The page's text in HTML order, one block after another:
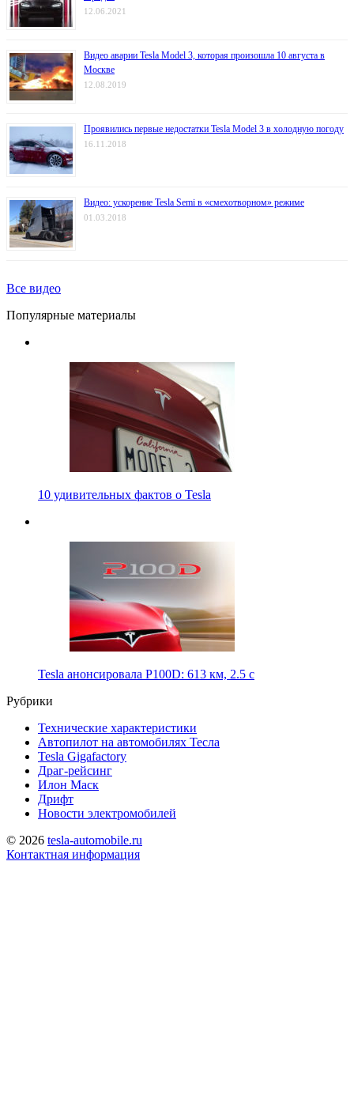
12.06.2021
Видео аварии Tesla Model 3, которая произошла 10 августа в
Москве
12.08.2019
Проявились первые недостатки Tesla Model 3 в холодную погоду
16.11.2018
Видео: ускорение Tesla Semi в «смехотворном» режиме
01.03.2018
Все видео
Популярные материалы
10 удивительных фактов о Tesla
Tesla анонсировала P100D: 613 км, 2.5 с
Рубрики
Технические характеристики
Автопилот на автомобилях Тесла
Tesla Gigafactory
Драг-рейсинг
Илон Маск
Дрифт
Новости электромобилей
© 2026 tesla-automobile.ru
Контактная информация